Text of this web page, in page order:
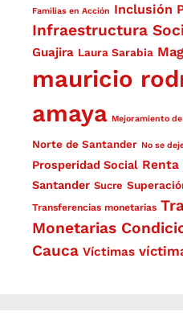
Familias en Acción Inclusión
Infraestructura
Guajira Laura Sarabia
mauricio
amaya Mejoramiento
Norte de Santander No se
Prosperidad Social Renta
Santander Sucre
Transferencias monetarias
Monetarias
Cauca Víctimas